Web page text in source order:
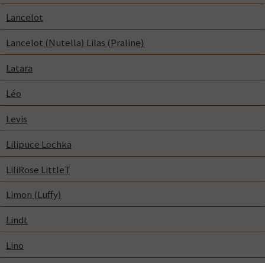
Lancelot
Lancelot (Nutella) Lilas (Praline)
Latara
Léo
Levis
Lilipuce Lochka
LiliRose LittleT
Limon (Luffy)
Lindt
Lino